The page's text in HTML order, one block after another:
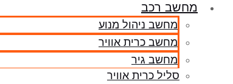
מחשב רכב
מחשב ניהול מנוע
מחשב כרית אוויר
מחשב גיר
סליל כרית אוויר